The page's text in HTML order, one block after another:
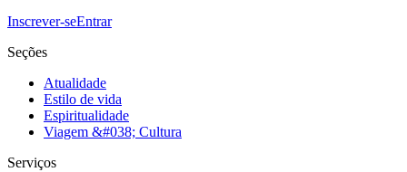
Inscrever-seEntrar
Seções
Atualidade
Estilo de vida
Espiritualidade
Viagem &#038; Cultura
Serviços